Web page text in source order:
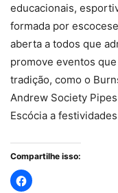
educacionais,
formada por
aberta a todos que
promove eventos
tradição, como o
Andrew Society
Escócia a
Compartilhe isso: